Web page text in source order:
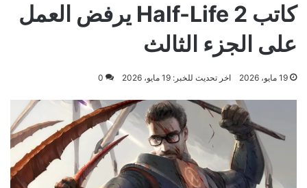
كاتب Half-Life 2 يرفض العمل
على الجزء الثالث
19 مايو، 2026 اخر تحديث للخبر: 19 مايو، 2026 0